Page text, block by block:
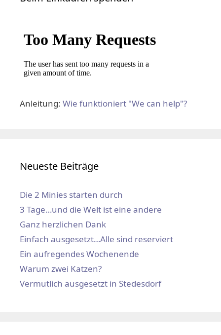
Anleitung: Wie funktioniert "We can help"?
Neueste Beiträge
Die 2 Minies starten durch
3 Tage…und die Welt ist eine andere
Ganz herzlichen Dank
Einfach ausgesetzt…Alle sind reserviert
Ein aufregendes Wochenende
Warum zwei Katzen?
Vermutlich ausgesetzt in Stedesdorf